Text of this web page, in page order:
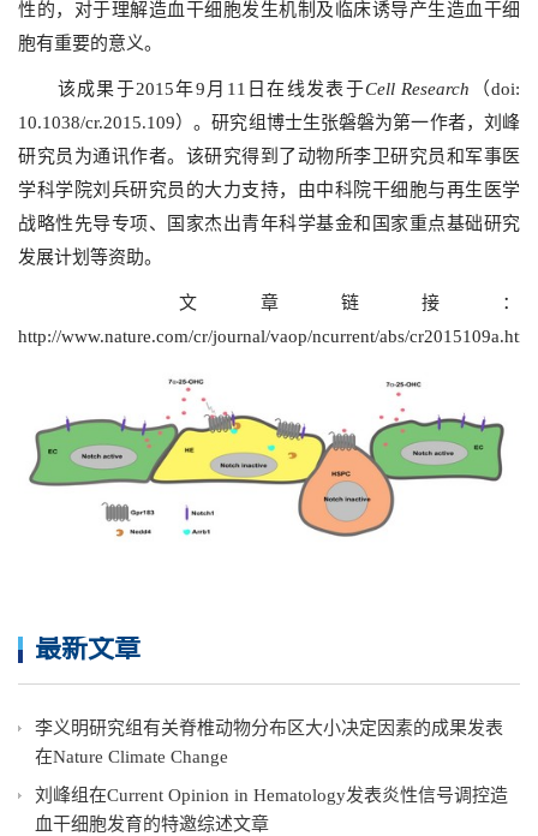
性的，对于理解造血干细胞发生机制及临床诱导产生造血干细
胞有重要的意义。
该成果于2015年9 月 11 日在线发表于Cell Research （doi:
10.1038/cr.2015.109）。研究组博士生张磐磐为第一作者，刘峰
研究员为通讯作者。该研究得到了动物所李卫研究员和军事医
学科学院刘兵研究员的大力支持，由中科院干细胞与再生医学
战略性先导专项、国家杰出青年科学基金和国家重点基础研究
发展计划等资助。
文章链接：
http://www.nature.com/cr/journal/vaop/ncurrent/abs/cr2015109a.html
最新文章
李义明研究组有关脊椎动物分布区大小决定因素的成果发表
在Nature Climate Change
刘峰组在Current Opinion in Hematology发表炎性信号调控造
血干细胞发育的特邀综述文章